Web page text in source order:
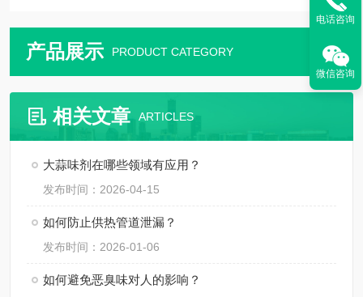
产品展示 PRODUCT CATEGORY
相关文章 ARTICLES
大蒜味剂在哪些领域有应用？
发布时间：2026-04-15
如何防止供热管道泄漏？
发布时间：2026-01-06
如何避免恶臭味对人的影响？
电话咨询
微信咨询